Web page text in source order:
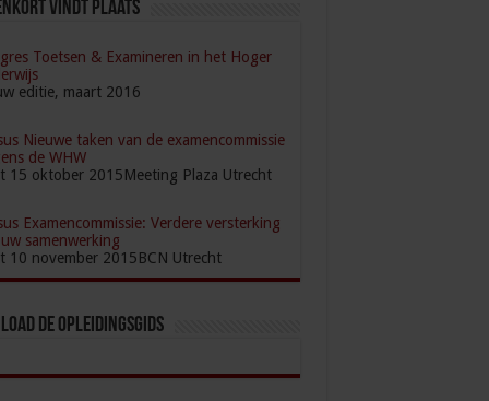
vindt plaats
Toetsen & Examineren in het Hoger
editie, maart 2016
Nieuwe taken van de examencommissie
de WHW
15 oktober 2015Meeting Plaza Utrecht
Examencommissie: Verdere versterking
samenwerking
10 november 2015BCN Utrecht
de opleidingsgids